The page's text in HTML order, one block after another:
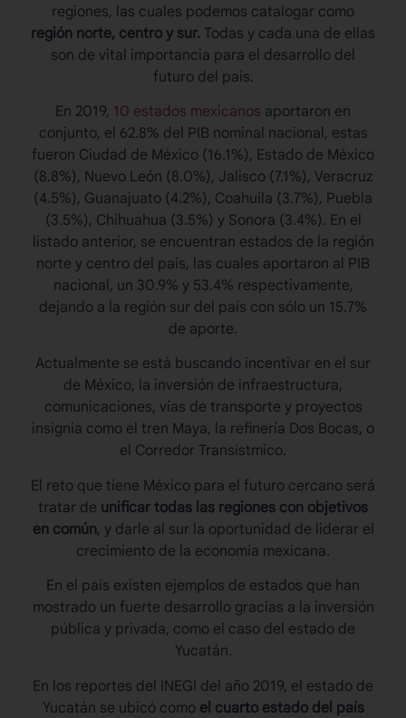
regiones, las cuales podemos catalogar como
región norte, centro y sur. Todas y cada una de ellas
son de vital importancia para el desarrollo del
futuro del país.
En 2019, 10 estados mexicanos aportaron en
conjunto, el 62.8% del PIB nominal nacional, estas
fueron Ciudad de México (16.1%), Estado de México
(8.8%), Nuevo León (8.0%), Jalisco (7.1%), Veracruz
(4.5%), Guanajuato (4.2%), Coahuila (3.7%), Puebla
(3.5%), Chihuahua (3.5%) y Sonora (3.4%). En el
listado anterior, se encuentran estados de la región
norte y centro del país, las cuales aportaron al PIB
nacional, un 30.9% y 53.4% respectivamente,
dejando a la región sur del país con sólo un 15.7%
de aporte.
Actualmente se está buscando incentivar en el sur
de México, la inversión de infraestructura,
comunicaciones, vías de transporte y proyectos
insignia como el tren Maya, la refinería Dos Bocas, o
el Corredor Transístmico.
El reto que tiene México para el futuro cercano será
tratar de unificar todas las regiones con objetivos
en común, y darle al sur la oportunidad de liderar el
crecimiento de la economía mexicana.
En el país existen ejemplos de estados que han
mostrado un fuerte desarrollo gracias a la inversión
pública y privada, como el caso del estado de
Yucatán.
En los reportes del INEGI del año 2019, el estado de
Yucatán se ubicó como el cuarto estado del país